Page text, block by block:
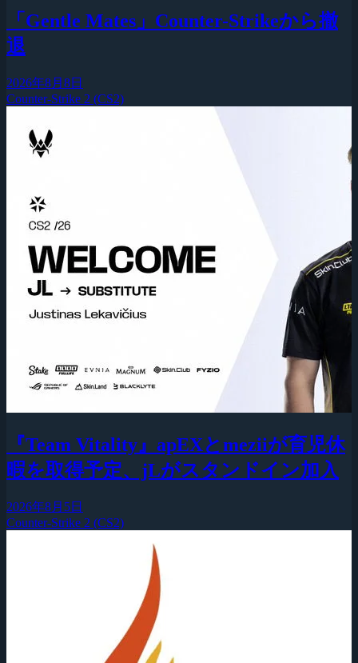
「Gentle Mates」Counter-Strikeから撤
退
2026年8月8日
Counter-Strike 2 (CS2)
『Team Vitality』apEXとmeziiが育児休
暇を取得予定、jLがスタンドイン加入
2026年8月5日
Counter-Strike 2 (CS2)